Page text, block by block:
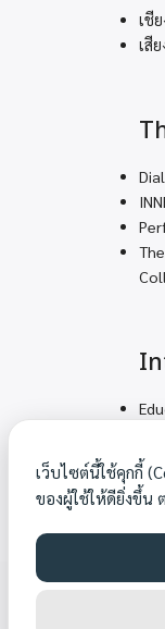
เชี
เสี
เว็บไซต์นี้ใช้คุกกี้
ของผู้ใช้ให้ดียิ่งขึ้น